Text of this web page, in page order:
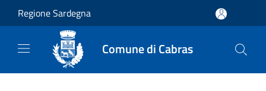
Salta al contenuto principale
Regione Sardegna
Comune di Cabras